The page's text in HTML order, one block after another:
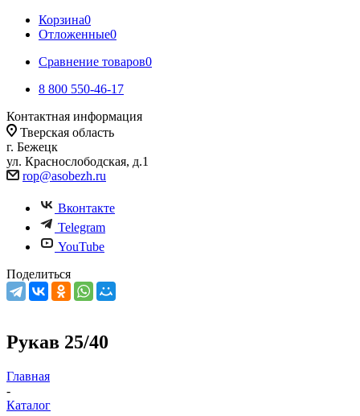
Корзина0
Отложенные0
Сравнение товаров0
8 800 550-46-17
Контактная информация
Тверская область
г. Бежецк
ул. Краснослободская, д.1
rop@asobezh.ru
Вконтакте
Telegram
YouTube
Поделиться
Рукав 25/40
Главная
-
Каталог